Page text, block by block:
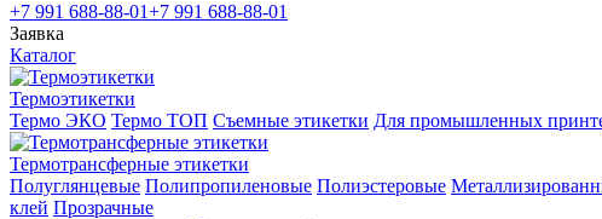
+7 991 688-88-01+7 991 688-88-01
Заявка
Каталог
Термоэтикетки
Термо ЭКО Термо ТОП Съемные этикетки Для промышленных
Термотрансферные этикетки
Полуглянцевые Полипропиленовые Полиэстеровые
клей Прозрачные